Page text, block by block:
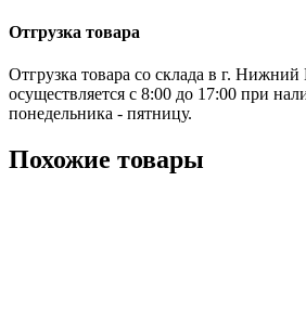
Отгрузка товара
Отгрузка товара со склада в г. Нижний
осуществляется с 8:00 до 17:00 при
понедельника - пятницу.
Похожие товары